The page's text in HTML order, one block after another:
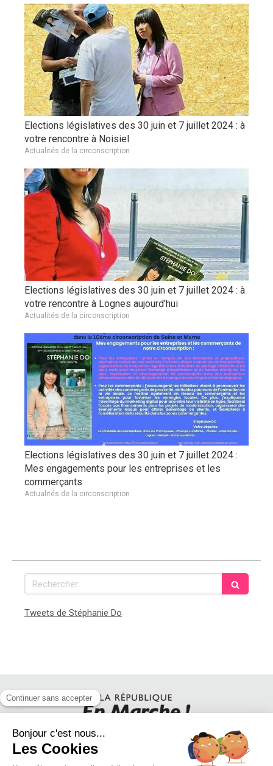
Elections législatives des 30 juin et 7 juillet 2024 : à
votre rencontre à Noisiel
Actualités de la circonscription
Elections législatives des 30 juin et 7 juillet 2024 : à
votre rencontre à Lognes aujourd'hui
Actualités de la circonscription
Elections législatives des 30 juin et 7 juillet 2024 :
Mes engagements pour les entreprises et les
commerçants
Actualités de la circonscription
Rechercher
Tweets de Stéphanie Do
SUIVEZ STEPHANIE DO SUR LES RESEAUX SOCIAUX